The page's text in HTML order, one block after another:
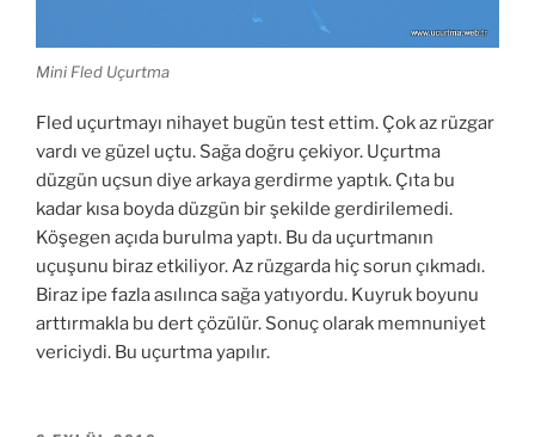
Mini Fled Uçurtma
Fled uçurtmayı nihayet bugün test ettim. Çok az rüzgar
vardı ve güzel uçtu. Sağa doğru çekiyor. Uçurtma
düzgün uçsun diye arkaya gerdirme yaptık. Çıta bu
kadar kısa boyda düzgün bir şekilde gerdirilemedi.
Köşegen açıda burulma yaptı. Bu da uçurtmanın
uçuşunu biraz etkiliyor. Az rüzgarda hiç sorun çıkmadı.
Biraz ipe fazla asılınca sağa yatıyordu. Kuyruk boyunu
arttırmakla bu dert çözülür. Sonuç olarak memnuniyet
vericiydi. Bu uçurtma yapılır.